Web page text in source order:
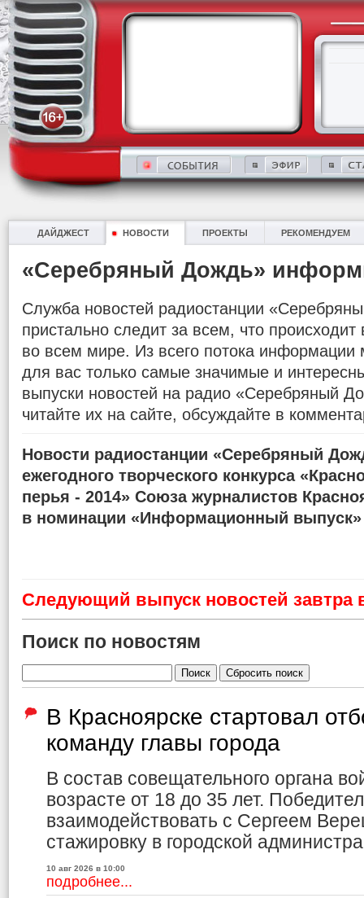
ДАЙДЖЕСТ НОВОСТИ ПРОЕКТЫ РЕКОМЕНДУЕМ
«Серебряный Дождь»
Служба новостей радиостанции
пристально следит за всем, что происходит
во всем мире. Из всего потока информации
для вас только самые значимые и
выпуски новостей на радио «Серебряный
читайте их на сайте, обсуждайте в
Новости радиостанции «Серебряный
ежегодного творческого конкурса
перья - 2014» Союза журналистов
в номинации «Информационный выпуск»
Cледующий выпуск новостей завтра
Поиск по новостям
В Красноярске стартовал
команду главы города
В состав совещательного органа
возрасте от 18 до 35 лет.
взаимодействовать с Сергеем
стажировку в городской
10 авг 2026 в 10:00
подробнее...